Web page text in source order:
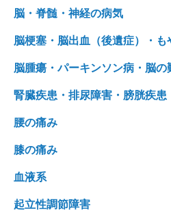
脳・脊髄・神経の病気
脳梗塞・脳出血（後遺症）・も
脳腫瘍・パーキンソン病・脳
腎臓疾患・排尿障害・膀胱疾患
腰の痛み
膝の痛み
血液系
起立性調節障害